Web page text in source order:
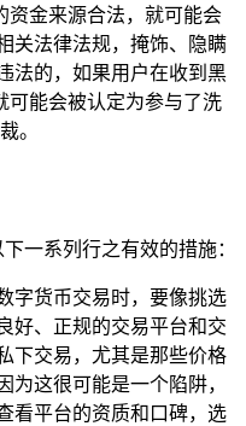
资金来源合法，就可能会
关法律法规，掩饰、隐瞒
法的，如果用户在收到黑
可能会被认定为参与了洗
。
一系列行之有效的措施：
字货币交易时，要像挑选
好、正规的交易平台和交
下交易，尤其是那些价格
为这很可能是一个陷阱，
看平台的资质和口碑，选